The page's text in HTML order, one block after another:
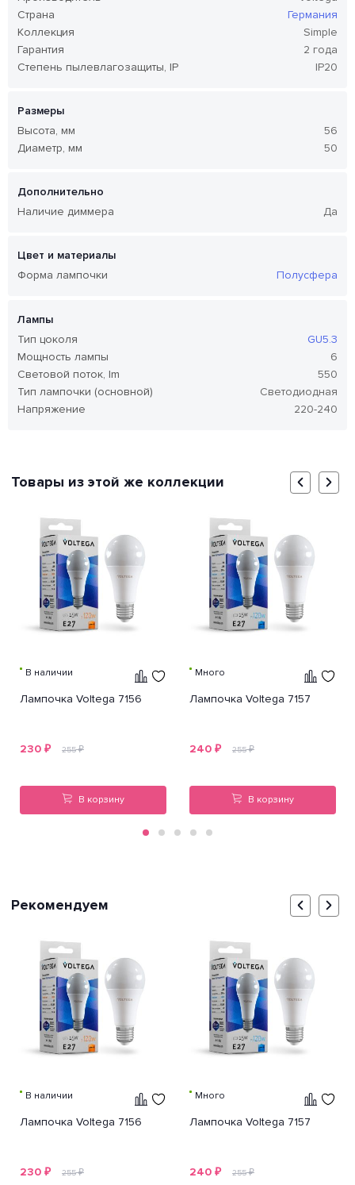
Страна
Германия
Коллекция
Simple
Гарантия
2 года
Степень пылевлагозащиты, IP
IP20
Размеры
Высота, мм
56
Диаметр, мм
50
Дополнительно
Наличие диммера
Да
Цвет и материалы
Форма лампочки
Полусфера
Лампы
Тип цоколя
GU5.3
Мощность лампы
6
Световой поток, lm
550
Тип лампочки (основной)
Светодиодная
Напряжение
220-240
Товары из этой же коллекции
В наличии
Лампочка Voltega 7156
230 ₽ 255₽
В корзину
Много
Лампочка Voltega 7157
240 ₽ 255₽
В корзину
Рекомендуем
В наличии
Лампочка Voltega 7156
230 ₽ 255₽
Много
Лампочка Voltega 7157
240 ₽ 255₽